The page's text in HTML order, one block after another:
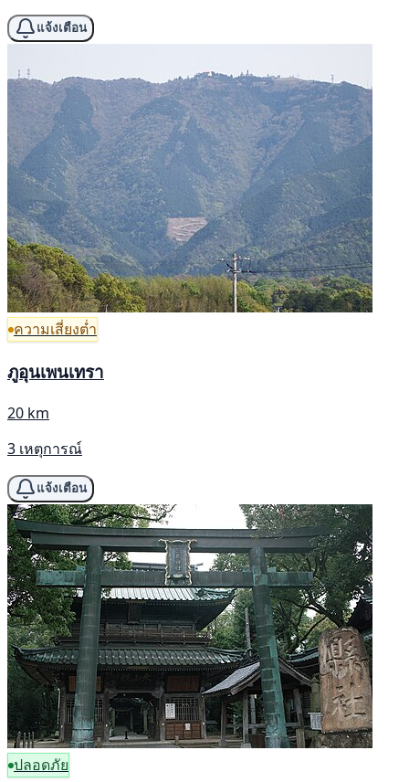
แจ้งเตือน
ความเสี่ยงต่ำ
ภูอุนเพนเทรา
20 km
3 เหตุการณ์
แจ้งเตือน
ปลอดภัย